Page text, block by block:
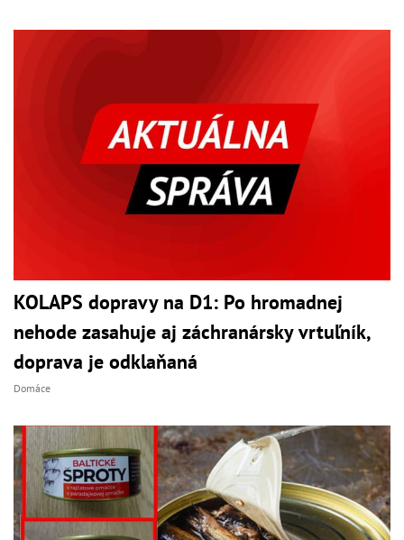
KOLAPS dopravy na D1: Po hromadnej
nehode zasahuje aj záchranársky vrtuľník,
doprava je odklaňaná
Domáce